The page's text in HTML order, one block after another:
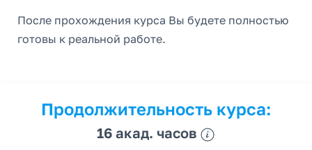
После прохождения курса Вы будете полностью
готовы к реальной работе.
Продолжительность курса:
16 акад. часов